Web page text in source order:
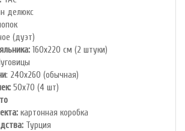
делюкс
(дуэт)
160х220 см (2 штуки)
: 240х260 (обычная)
50х70 (4 шт)
картонная коробка
Турция